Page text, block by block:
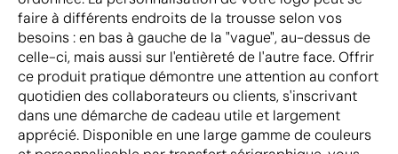
faire à différents endroits de la trousse selon vos
besoins : en bas à gauche de la "vague", au-dessus de
celle-ci, mais aussi sur l'entièreté de l'autre face. Offrir
ce produit pratique démontre une attention au confort
quotidien des collaborateurs ou clients, s'inscrivant
dans une démarche de cadeau utile et largement
apprécié. Disponible en une large gamme de couleurs